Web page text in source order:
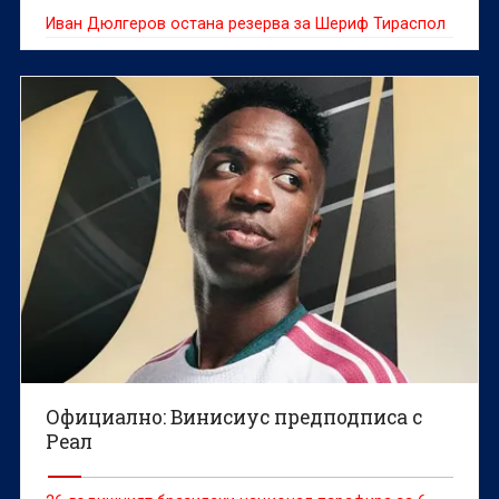
Иван Дюлгеров остана резерва за Шериф Тираспол
Официално: Винисиус предподписа с
Реал